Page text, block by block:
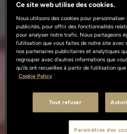
Ce site web utilise des cookies.
Nous utilisons des cookies pour
publicités, pour offrir des fonctionnalités
pour analyser notre trafic. Nous partageons
l'utilisation que vous faites de notre site avec
nos partenaires publicitaires et analytiques
regrouper avec d'autres informations que
qu'ils ont recueillies à partir de l'utilisation
Cookie Policy
Tout refuser
Paramètres des